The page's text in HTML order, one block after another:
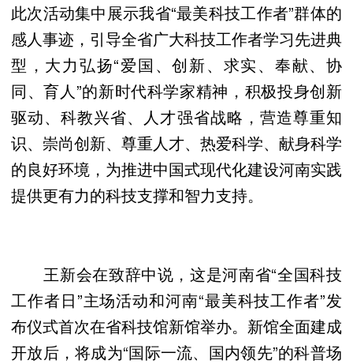
此次活动集中展示我省“最美科技工作者”群体的
感人事迹，引导全省广大科技工作者学习先进典
型，大力弘扬“爱国、创新、求实、奉献、协
同、育人”的新时代科学家精神，积极投身创新
驱动、科教兴省、人才强省战略，营造尊重知
识、崇尚创新、尊重人才、热爱科学、献身科学
的良好环境，为推进中国式现代化建设河南实践
提供更有力的科技支撑和智力支持。
王新会在致辞中说，这是河南省“全国科技
工作者日”主场活动和河南“最美科技工作者”发
布仪式首次在省科技馆新馆举办。新馆全面建成
开放后，将成为“国际一流、国内领先”的科普场